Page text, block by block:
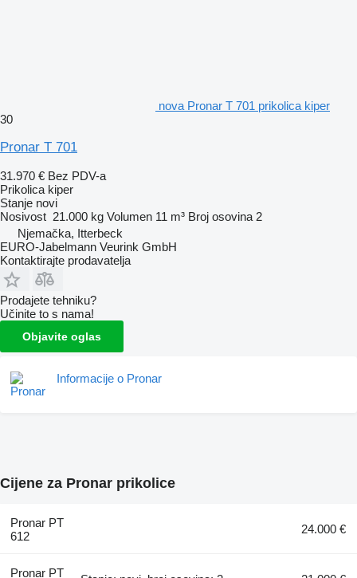
nova Pronar T 701 prikolica kiper
30
Pronar T 701
31.970 € Bez PDV-a
Prikolica kiper
Stanje novi
Nosivost 21.000 kg Volumen 11 m³ Broj osovina 2
Njemačka, Itterbeck
EURO-Jabelmann Veurink GmbH
Kontaktirajte prodavatelja
Prodajete tehniku?
Učinite to s nama!
Objavite oglas
Informacije o Pronar
Cijene za Pronar prikolice
Pronar PT
612
24.000 €
Pronar PT